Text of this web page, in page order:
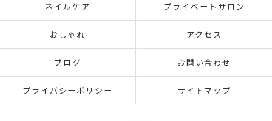
ネイルケア プライベートサロン
おしゃれ アクセス
ブログ お問い合わせ
プライバシーポリシー サイトマップ